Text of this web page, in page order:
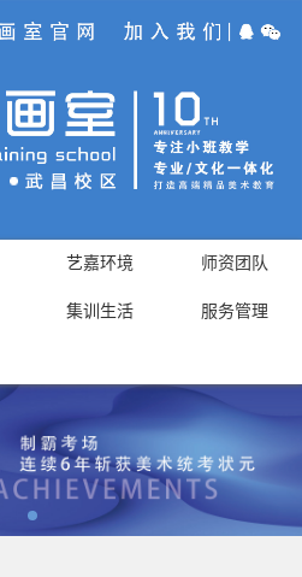
艺嘉环境 师资团队
集训生活 服务管理